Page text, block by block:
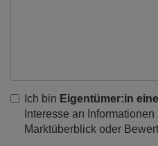
Ich bin Eigentümer:in
Interesse an
Marktüberblick oder